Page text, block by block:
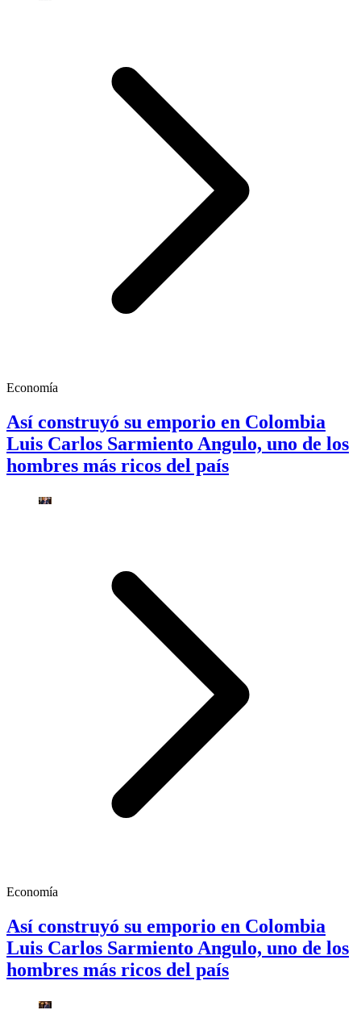
Economía
Así construyó su emporio en Colombia
Luis Carlos Sarmiento Angulo, uno de los
hombres más ricos del país
Economía
Así construyó su emporio en Colombia
Luis Carlos Sarmiento Angulo, uno de los
hombres más ricos del país